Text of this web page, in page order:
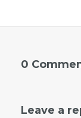
0
Leave a